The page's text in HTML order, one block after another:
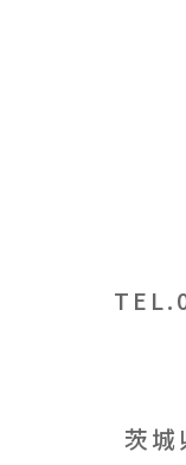
茨